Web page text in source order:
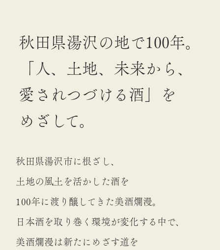
秋田県湯沢の地で100年。
「人、土地、未来から、
愛されつづける酒」を
めざして。
秋田県湯沢市に根ざし、
土地の風土を活かした酒を
100年に渡り醸してきた美酒爛漫。
日本酒を取り巻く環境が変化する中で、
美酒爛漫は新たにめざす道を